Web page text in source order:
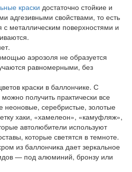
краски достаточно стойкие и
адгезивными свойствами, то есть
металлическим поверхностями и
аэрозоля не образуется
равномерными, без
краски в баллончике. С
получить практически все
неоновые, серебристые, золотые
хаки, «хамелеон», «камуфляж»,
автолюбители используют
которые светятся в темноте.
из баллончика дает зеркальное
— под алюминий, бронзу или